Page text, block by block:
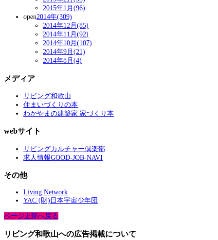
2015年1月(96)
open2014年(309)
2014年12月(85)
2014年11月(92)
2014年10月(107)
2014年9月(21)
2014年8月(4)
メディア
リビング和歌山
住まいづくりの本
わかやまの建築家 家づくり本
webサイト
リビングカルチャー倶楽部
求人情報GOOD-JOB-NAVI
その他
Living Network
YAC (財)日本宇宙少年団
ページ上部へ戻る
リビング和歌山への広告掲載について